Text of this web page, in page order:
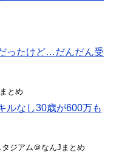
ったけど…だんだん受
とめ
ルなし30歳が600万も
ジアム＠なんJまとめ